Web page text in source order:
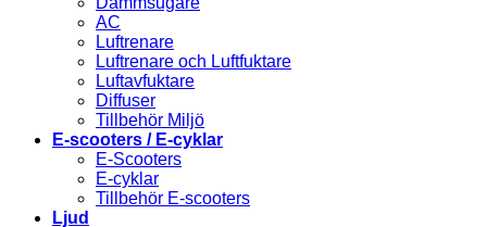
AC
Luftrenare
Luftrenare och Luftfuktare
Luftavfuktare
Diffuser
Tillbehör Miljö
E-scooters / E-cyklar
E-Scooters
E-cyklar
Tillbehör E-scooters
Ljud